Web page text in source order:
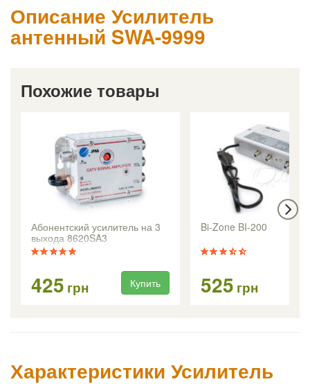
Описание Усилитель
антенный SWA-9999
Похожие товары
Абонентский усилитель на 3
выхода 8620SA3
425 грн Купить
Bi-Zone BI-200
525 грн
Характеристики Усилитель